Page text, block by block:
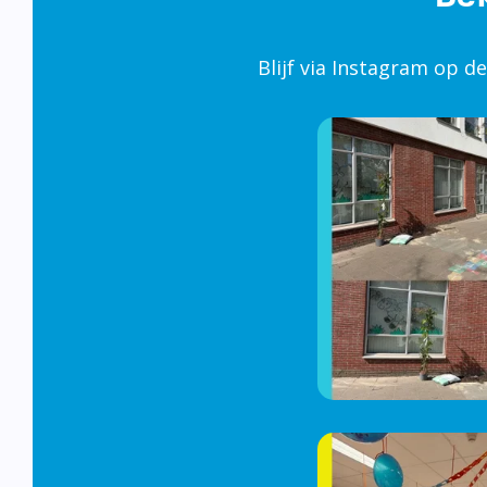
Blijf via Instagram op